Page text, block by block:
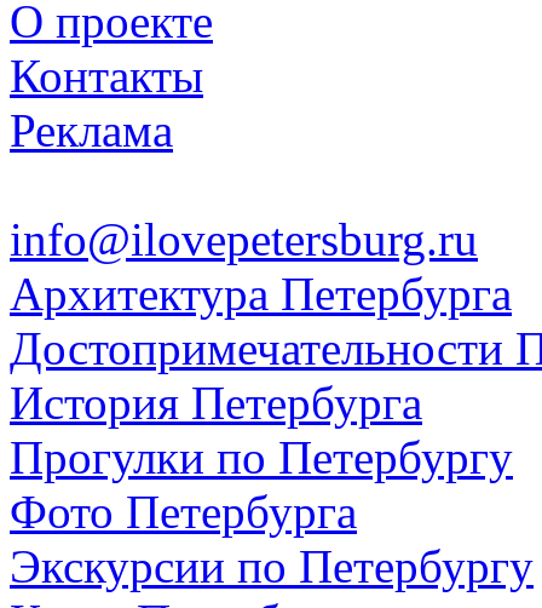
О проекте
Контакты
Реклама
info@ilovepetersburg.ru
Архитектура Петербурга
Достопримечательности
История Петербурга
Прогулки по Петербургу
Фото Петербурга
Экскурсии по Петербургу